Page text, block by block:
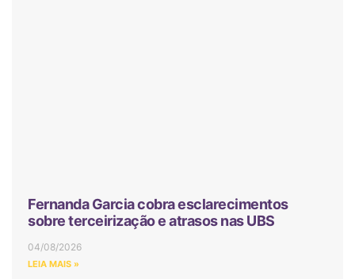
Fernanda Garcia cobra esclarecimentos
sobre terceirização e atrasos nas UBS
04/08/2026
LEIA MAIS »